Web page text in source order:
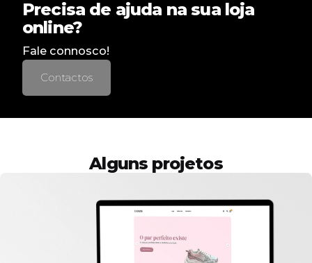
Precisa de ajuda na sua loja
online?
Fale connosco!
Contactos
Alguns projetos